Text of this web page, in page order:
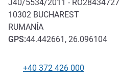
J40/5534/2011 - RO28434727
10302 BUCHAREST
RUMANÍA
GPS:44.442661, 26.096104
Teléfono
+40 372 426 000